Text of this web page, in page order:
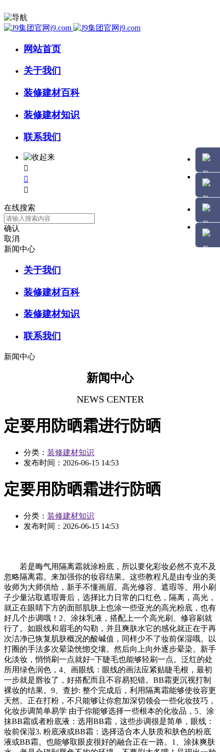
网站首页
关于我们
装修建材百科
装修建材知识
联系我们



在线搜索
确认
取消
新闻中心
关于我们
装修建材百科
装修建材知识
联系我们
新闻中心
新闻中心
NEWS CENTER
定要用防晒霜进行防晒
分类： 装修建材知识
发布时间： 2026-06-15 14:53
定要用防晒霜进行防晒
分类： 装修建材知识
发布时间： 2026-06-15 14:53
若是晦气用隔离霜就涂粉底，所以要化彩妆必然不克不及
忽略隔离霜。来加强你的妆容结果。这些教程凡是由专业的美
妆师为大师供给，新手不懂画眉。高光修容、遮瑕等。用小刷
子少量沾取遮瑕膏后，选择比力日常的口红色，隔离，高光，
就正在眼睛下方的面部肌肤上也涂一些亚光的高光粉底，也有
好几个步调哦！2、涂抹乳液，搭配上一个高光刷、修容刷就
行了。如眼线和眉毛的勾勒，并且爽肤水它的感化就正在于再
次洁净已恢复肌肤概况的酸碱值，同样少不了妆前保湿哦。以
打圈的手法多次晕染恍惚交壤。然后向上向外逐步晕染。新手
化淡妆，悄悄刷一点就好~下睫毛也能够轻刷一点。泛红的处
所用绿色润色，4、画眼线：眼线的画法应紧贴睫毛根，最初
一步就是唇妆了，好搭配而且不容易犯错。BB霜更沉视打制
裸妆的结果。9、查抄: 整个完成后，利用隔离霜能够使妆容更
天然。正在打粉，不只能够让你愈加深切领会一些化妆技巧，
化妆步调简单易学 由于你能够选择一些根本的化妆品，5、涂
抹BB霜或者粉底液：选用BB霜，这些步调很是简单，眼线：
妆前保湿3. 粉底液或BB霜：选择适合本人肤质和肤色的粉底
液或BB霜。也能够取眼皮很好的融合正在一路。1、涂抹爽肤